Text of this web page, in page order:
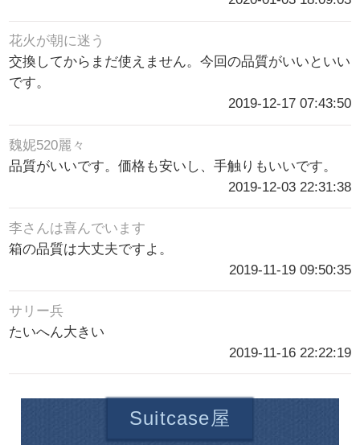
花火が朝に迷う
交換してからまだ使えません。今回の品質がいいといい
です。
2019-12-17 07:43:50
魏妮520麗々
品質がいいです。価格も安いし、手触りもいいです。
2019-12-03 22:31:38
李さんは喜んでいます
箱の品質は大丈夫ですよ。
2019-11-19 09:50:35
サリー兵
たいへん大きい
2019-11-16 22:22:19
Suitcase屋